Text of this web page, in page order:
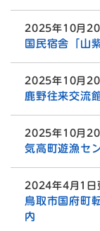
2025年10月20
国民宿舎「山
2025年10月20
鹿野往来交流
2025年10月20
気高町遊漁セ
2024年4月1日
鳥取市国府町
内